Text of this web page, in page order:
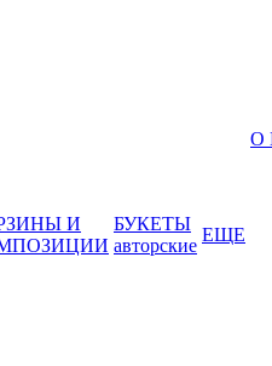
И
БУКЕТЫ
авторские
ЕЩЕ
О